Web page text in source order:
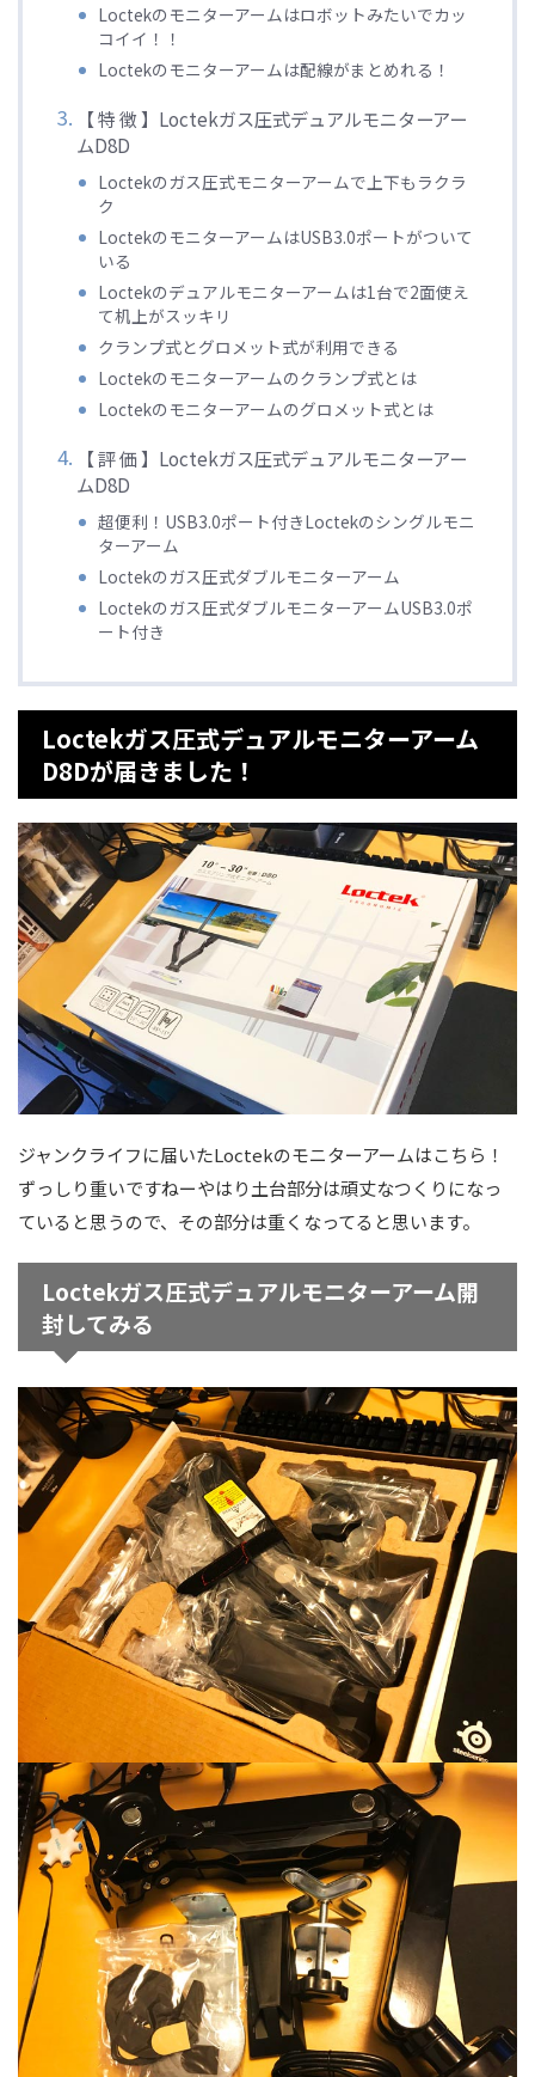
Loctekのモニターアームはロボットみたいでカッ
コイイ！！
Loctekのモニターアームは配線がまとめれる！
【 特 徴 】Loctekガス圧式デュアルモニターアー
ムD8D
Loctekのガス圧式モニターアームで上下もラクラ
ク
LoctekのモニターアームはUSB3.0ポートがついて
いる
Loctekのデュアルモニターアームは1台で2面使え
て机上がスッキリ
クランプ式とグロメット式が利用できる
Loctekのモニターアームのクランプ式とは
Loctekのモニターアームのグロメット式とは
【 評 価 】Loctekガス圧式デュアルモニターアー
ムD8D
超便利！USB3.0ポート付きLoctekのシングルモニ
ターアーム
Loctekのガス圧式ダブルモニターアーム
Loctekのガス圧式ダブルモニターアームUSB3.0ポ
ート付き
Loctekガス圧式デュアルモニターアーム
D8Dが届きました！
ジャンクライフに届いたLoctekのモニターアームはこちら！
ずっしり重いですねーやはり土台部分は頑丈なつくりになっ
ていると思うので、その部分は重くなってると思います。
Loctekガス圧式デュアルモニターアーム開
封してみる